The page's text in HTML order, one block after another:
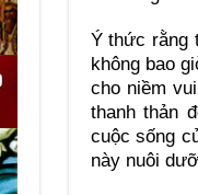
Ý thức rằng
không bao
cho niềm
thanh thản
cuộc sống
này nuôi